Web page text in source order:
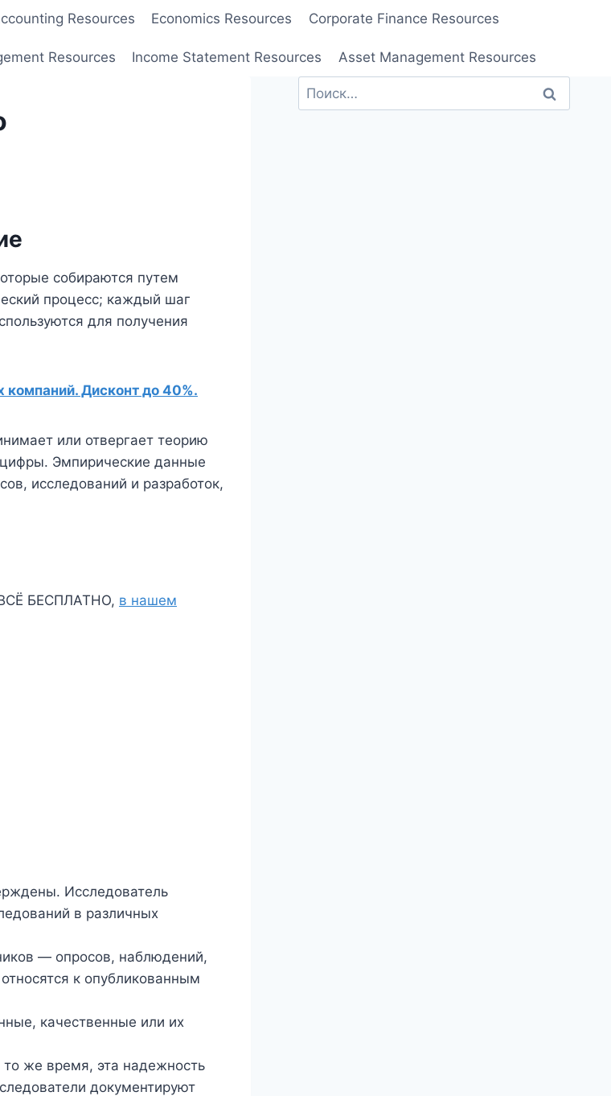
Resources Economics Resources Corporate Finance Resources
Resources Income Statement Resources Asset Management Resources
собираются путем
процесс; каждый шаг
для получения
Дисконт до 40%.
или отвергает теорию
Эмпирические данные
исследований и разработок,
БЕСПЛАТНО, в нашем
Исследователь
в различных
— опросов, наблюдений,
к опубликованным
качественные или их
же время, эта надежность
документируют
Найти: